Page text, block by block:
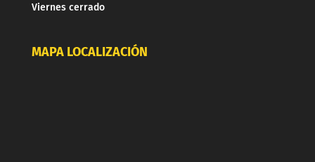
Viernes cerrado
MAPA LOCALIZACIÓN